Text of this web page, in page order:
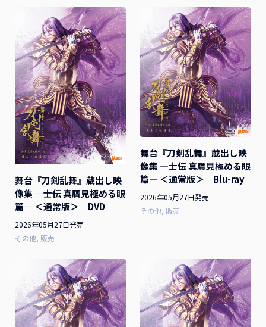
舞台『刀剣乱舞』蔵出し映
像集 ―士伝 真贋見極める眼
篇― ＜通常版＞ DVD
2026年05月27日発売
その他 販売
舞台『刀剣乱舞』蔵出し映
像集 ―士伝 真贋見極める眼
篇― ＜通常版＞ Blu-ray
2026年05月27日発売
その他 販売